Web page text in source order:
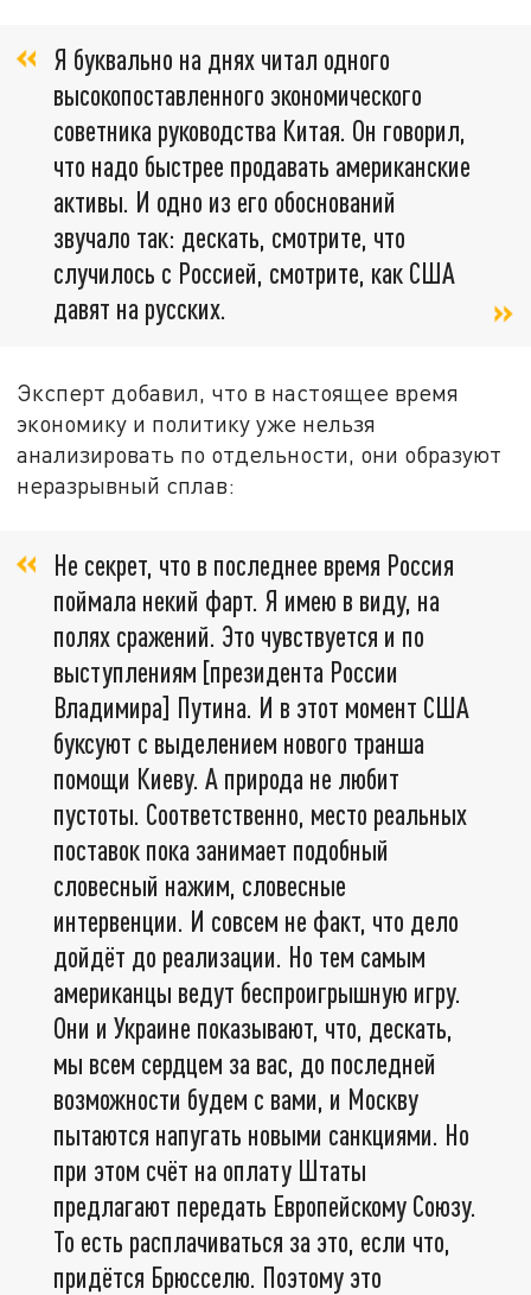
Я буквально на днях читал одного
высокопоставленного экономического
советника руководства Китая. Он говорил,
что надо быстрее продавать американские
активы. И одно из его обоснований
звучало так: дескать, смотрите, что
случилось с Россией, смотрите, как США
давят на русских.
Эксперт добавил, что в настоящее время
экономику и политику уже нельзя
анализировать по отдельности, они образуют
неразрывный сплав:
Не секрет, что в последнее время Россия
поймала некий фарт. Я имею в виду, на
полях сражений. Это чувствуется и по
выступлениям [президента России
Владимира] Путина. И в этот момент США
буксуют с выделением нового транша
помощи Киеву. А природа не любит
пустоты. Соответственно, место реальных
поставок пока занимает подобный
словесный нажим, словесные
интервенции. И совсем не факт, что дело
дойдёт до реализации. Но тем самым
американцы ведут беспроигрышную игру.
Они и Украине показывают, что, дескать,
мы всем сердцем за вас, до последней
возможности будем с вами, и Москву
пытаются напугать новыми санкциями. Но
при этом счёт на оплату Штаты
предлагают передать Европейскому Союзу.
То есть расплачиваться за это, если что,
придётся Брюсселю. Поэтому это